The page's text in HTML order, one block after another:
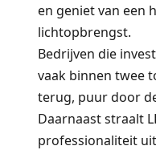
en geniet van een
lichtopbrengst.
Bedrijven die
vaak binnen twee
terug, puur door
Daarnaast straalt
professionaliteit